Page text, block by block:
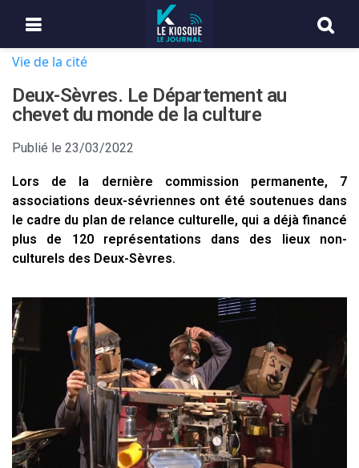
Vie de la cité
Deux-Sèvres. Le Département au
chevet du monde de la culture
Publié le 23/03/2022
Lors de la dernière commission permanente, 7
associations deux-sévriennes ont été soutenues dans
le cadre du plan de relance culturelle, qui a déjà financé
plus de 120 représentations dans des lieux non-
culturels des Deux-Sèvres.